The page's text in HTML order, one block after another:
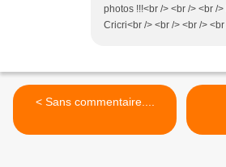
photos !!!<br /> <br /> <br /
Cricri<br /> <br /> <br /> <br
< Sans commentaire....